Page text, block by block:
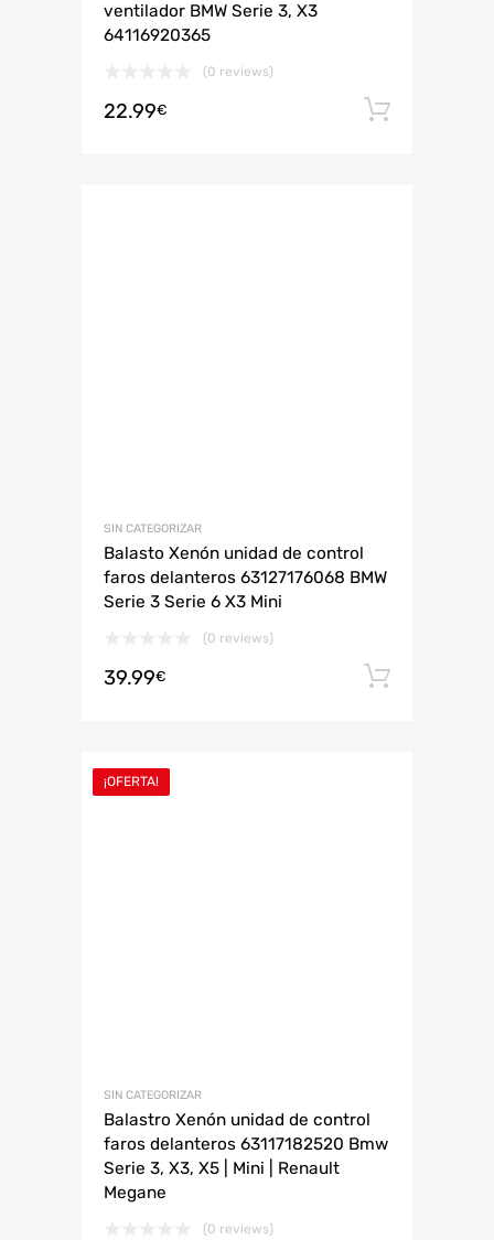
ventilador BMW Serie 3, X3
64116920365
(0 reviews)
22.99€
SIN CATEGORIZAR
Balasto Xenón unidad de control
faros delanteros 63127176068 BMW
Serie 3 Serie 6 X3 Mini
(0 reviews)
39.99€
¡OFERTA!
SIN CATEGORIZAR
Balastro Xenón unidad de control
faros delanteros 63117182520 Bmw
Serie 3, X3, X5 | Mini | Renault
Megane
(0 reviews)